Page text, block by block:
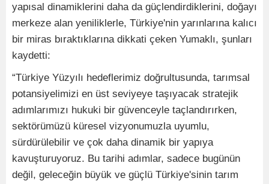
yapısal dinamiklerini daha da güçlendirdiklerini, doğayı
merkeze alan yeniliklerle, Türkiye'nin yarınlarına kalıcı
bir miras bıraktıklarına dikkati çeken Yumaklı, şunları
kaydetti:
“Türkiye Yüzyılı hedeflerimiz doğrultusunda, tarımsal
potansiyelimizi en üst seviyeye taşıyacak stratejik
adımlarımızı hukuki bir güvenceyle taçlandırırken,
sektörümüzü küresel vizyonumuzla uyumlu,
sürdürülebilir ve çok daha dinamik bir yapıya
kavuşturuyoruz. Bu tarihi adımlar, sadece bugünün
değil, geleceğin büyük ve güçlü Türkiye'sinin tarım